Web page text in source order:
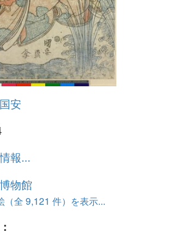
安
報...
物館
（全 9,121 件）を表示...